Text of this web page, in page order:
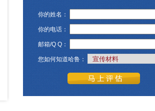
你的姓名：
你的电话：
邮箱/Q Q：
您如何知道哈鲁：